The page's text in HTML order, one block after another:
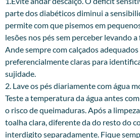
parte dos diabéticos diminui a
permite com que pisemos em
lesões nos pés sem perceber levando
Ande sempre com calçados adequados
preferencialmente claras para
sujidade.
2. Lave os pés diariamente com água
Teste a temperatura da água antes
o risco de queimaduras. Após a
toalha clara, diferente da do resto do
interdigito separadamente. Fique